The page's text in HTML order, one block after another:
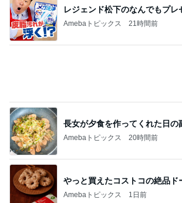
レジェンド松下のなんでもプレ
Amebaトピックス 21時間前
長女が夕食を作ってくれた日の
Amebaトピックス 20時間前
やっと買えたコストコの絶品ド
Amebaトピックス 1日前